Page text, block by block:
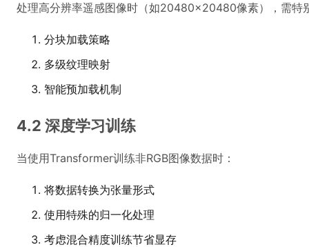
处理高分辨率遥感图像时（如20480×20480像素），需特
分块加载策略
多级纹理映射
智能预加载机制
4.2 深度学习训练
当使用Transformer训练非RGB图像数据时：
将数据转换为张量形式
使用特殊的归一化处理
考虑混合精度训练节省显存